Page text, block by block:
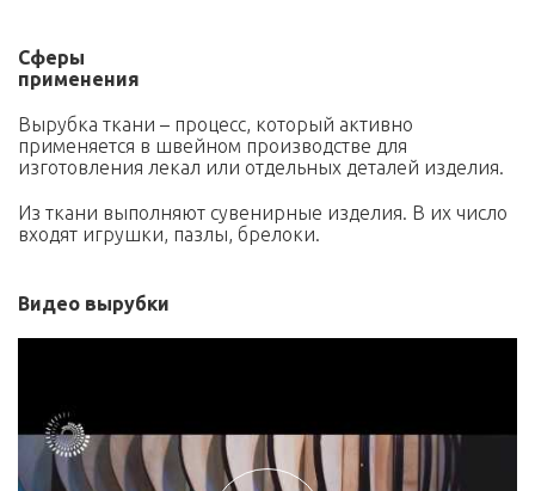
Сферы
применения
Вырубка ткани – процесс, который активно
применяется в швейном производстве для
изготовления лекал или отдельных деталей изделия.
Из ткани выполняют сувенирные изделия. В их число
входят игрушки, пазлы, брелоки.
Видео вырубки